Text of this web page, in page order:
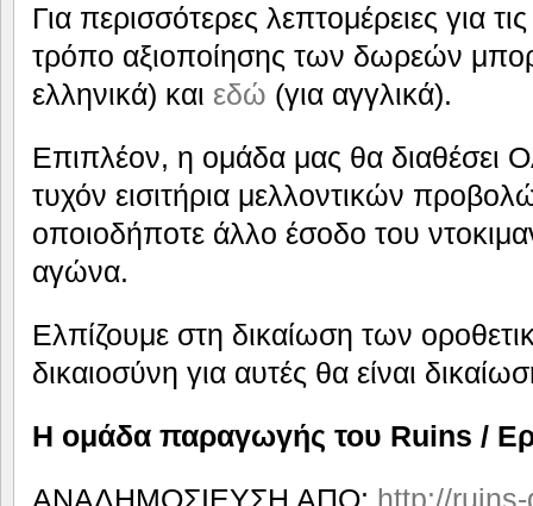
Για περισσότερες λεπτομέρειες για
τρόπο αξιοποίησης των δωρεών
ελληνικά) και εδώ (για αγγλικά).
Επιπλέον, η ομάδα μας θα
τυχόν εισιτήρια μελλοντικών
οποιοδήποτε άλλο έσοδο του
αγώνα.
Ελπίζουμε στη δικαίωση των
δικαιοσύνη για αυτές θα είναι
H ομάδα παραγωγής του Ruins /
ΑΝΑΔΗΜΟΣΙΕΥΣΗ ΑΠΟ: http://